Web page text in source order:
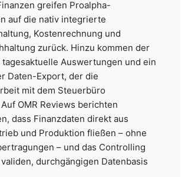
greifen Proalpha-
auf die nativ integrierte
Kostenrechnung und
zurück. Hinzu kommen der
Auswertungen und ein
Daten-Export, der die
mit dem Steuerbüro
OMR Reviews berichten
dass Finanzdaten direkt aus
und Produktion fließen – ohne
– und das Controlling
durchgängigen Datenbasis